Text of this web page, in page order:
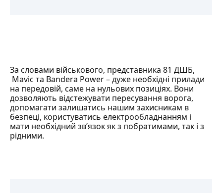
За словами військового, представника 81 ДШБ,
Mavic та Bandera Power – дуже необхідні прилади
на передовій, саме на нульових позиціях. Вони
дозволяють відстежувати пересування ворога,
допомагати залишатись нашим захисникам в
безпеці, користуватись електрообладнанням і
мати необхідний зв’язок як з побратимами, так і з
рідними.